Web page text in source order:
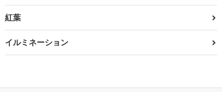
紅葉
イルミネーション